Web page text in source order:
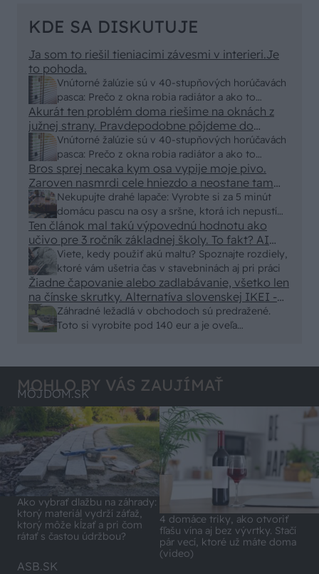
KDE SA DISKUTUJE
Vnútorné žalúzie sú v 40-stupňových horúčavách
pasca: Prečo z okna robia radiátor a ako to
vyriešiť za pár eur?
Ja som to riešil tieniacimi závesmi v interieri.Je
to pohoda.
Vnútorné žalúzie sú v 40-stupňových horúčavách
pasca: Prečo z okna robia radiátor a ako to
vyriešiť za pár eur?
Akurát ten problém doma riešime na oknách z
južnej strany. Pravdepodobne pôjdeme do
vonkajšieho tienenia na spôsob markízy
250x150cm. Čínsky predajcovia idú okolo 100
eur kus.
Nekupujte drahé lapače: Vyrobte si za 5 minút
domácu pascu na osy a sršne, ktorá ich nepustí
von
Bros sprej necaka kym osa vypije moje pivo.
Zaroven nasmrdi cele hniezdo a neostane tam
nic zive. Vasa pasca naucinke moc efektivne.
Skor pritiahne slimaky
Viete, kedy použiť akú maltu? Spoznajte rozdiely,
ktoré vám ušetria čas v stavebninách aj pri práci
Ten článok mal takú výpovednú hodnotu ako
učivo pre 3 ročník základnej školy. To fakt? AI
alebo nejaka kniha z VŠ? Dnešné rychlotvrdnuce
malty - pevnosť 40 Mpa a doba schnutia tak 15
minut , k tomu vodotesné s kryštálikou. A rozdiel
- schnutie a zretie. Nič?
Záhradné ležadlá v obchodoch sú predražené.
Toto si vyrobíte pod 140 eur a je oveľa
Žiadne čapovanie alebo zadlabávanie, všetko len
na čínske skrutky. Alternatíva slovenskej IKEI -
čo sa týka pevnosti. Autor si nedal veľa námahy s
remeselným spracovaním, škoda. No lepšie než
MOHLO BY VÁS ZAUJÍMAŤ
MÔJDOM.SK
Ako vybrať dlažbu na záhrady:
ktorý materiál vydrží záťaž,
ktorý môže kĺzať a pri čom
rátať s častou údržbou?
4 domáce triky, ako otvoriť
fľašu vína aj bez vývrtky. Stačí
pár vecí, ktoré už máte doma
(video)
ASB.SK